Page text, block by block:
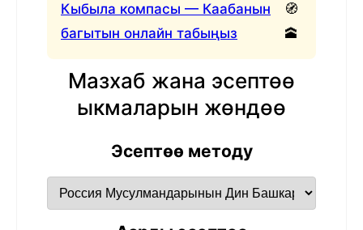
Кыбыла компасы — Каабанын
багытын онлайн табыңыз
🧭
🕋
Мазхаб жана эсептөө
ыкмаларын жөндөө
Эсептөө методу